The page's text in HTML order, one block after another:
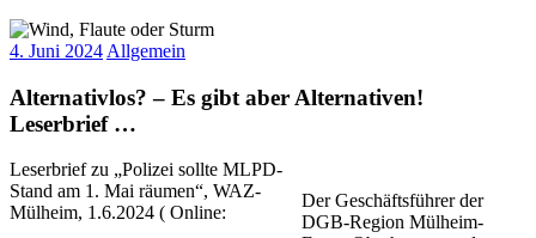
4. Juni 2024 Allgemein
Alternativlos? – Es gibt aber Alternativen!
Leserbrief …
Der Geschäftsführer der
DGB-Region Mülheim-
Leserbrief zu „Polizei sollte MLPD-
Stand am 1. Mai räumen“, WAZ-
Mülheim, 1.6.2024 ( Online: